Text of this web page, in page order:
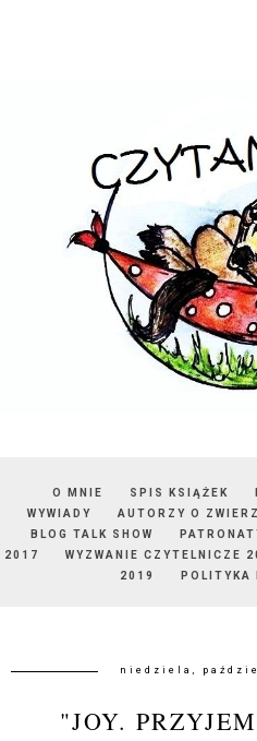
O MNIE SPIS KSIĄŻEK
WYWIADY
AUTORZY O
BLOG TALK SHOW
2017
WYZWANIE CZYTELNICZE
2019
POLITYKA
niedziela,
"JOY.